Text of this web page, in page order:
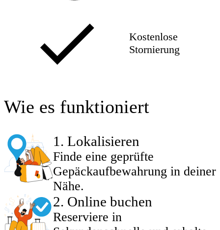
Kostenlose
Stornierung
Wie es funktioniert
1 . Lokalisieren
Finde eine geprüfte
Gepäckaufbewahrung in deiner
Nähe.
2. Online buchen
Reserviere in